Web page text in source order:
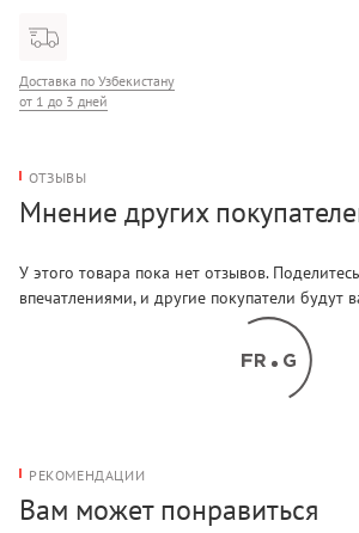
Доставка по Узбекистану
от 1 до 3 дней
ОТЗЫВЫ
Мнение других
У этого товара пока нет отзывов.
впечатлениями, и другие покупатели будут
РЕКОМЕНДАЦИИ
Вам может понравиться